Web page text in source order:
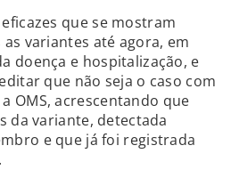
que se mostram
variantes até agora, em
doença e hospitalização, e
que não seja o caso com
OMS, acrescentando que
da variante, detectada
e que já foi registrada